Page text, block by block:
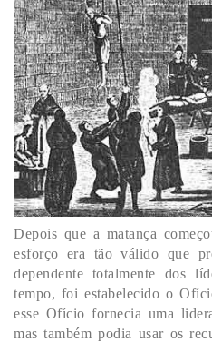
Depois que a matança
esforço era tão válido que
dependente totalmente dos
tempo, foi estabelecido o
esse Ofício fornecia uma
mas também podia usar os